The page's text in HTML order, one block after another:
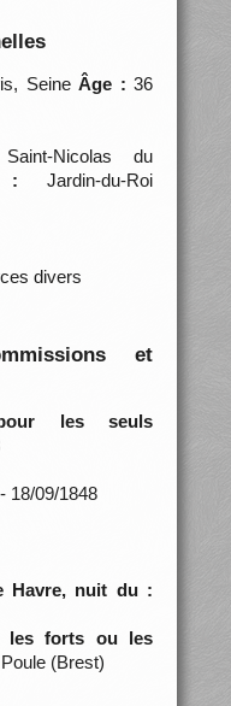
SeineÂge : 36
Nicolas du
: Jardin-du-Roi
divers
et
les seuls
18/09/1848
Havre, nuit du :
les forts ou les
(Brest)